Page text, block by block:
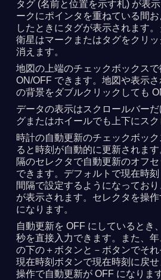
タグ (名前と位置を示す札) が表
ークにポインタを重ねている間
したときにタグが表示されます
衛星はマークまたはタグをクリ
消えます。
地図の上端のチェックボックス
ON/OFF できます。地図や表示
の背景をダブルクリックしても
データの表示はスクロールバー
グまたはホイールでも上下にスク
時計の自動更新のチェックボッ
ると時刻が自動的に更新されま
隔のセレクタで自動更新のオフ
できます。デフォルトで現在時
間隔で設定するようになってお
が表示されます。セレクタを操
になります。
自動更新を OFF にしているとき
秒を直接入力できます。また、
の下の＋ボタンと－ボタンでそれ
現在時刻ボタンで現在時刻に戻
操作で自動更新が OFF になりま